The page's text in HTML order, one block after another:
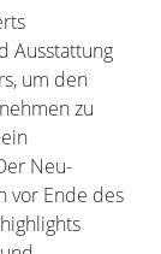
Ausstattung
um den
zu
Neu-
vor Ende des